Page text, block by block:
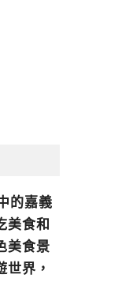
的嘉義
美食和
美食景
世界，